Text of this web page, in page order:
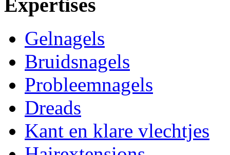
Expertises
Gelnagels
Bruidsnagels
Probleemnagels
Dreads
Kant en klare vlechtjes